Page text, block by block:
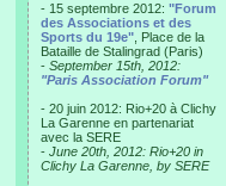
- 15 septembre 2012: "Forum
des Associations et des
Sports du 19e" , Place de la
Bataille de Stalingrad (Paris)
- September 15th, 2012:
"Paris Association Forum"
- 20 juin 2012: Rio+20 à Clichy
La Garenne en partenariat
avec la SERE
- June 20th, 2012: Rio+20 in
Clichy La Garenne, by SERE